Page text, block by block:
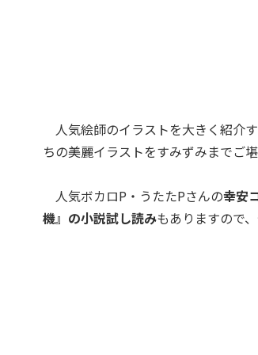
人気絵師のイラストを大きく紹介
ちの美麗イラストをすみずみまでご堪
人気ボカロP・うたたPさんの幸安
機』の小説試し読みもありますので